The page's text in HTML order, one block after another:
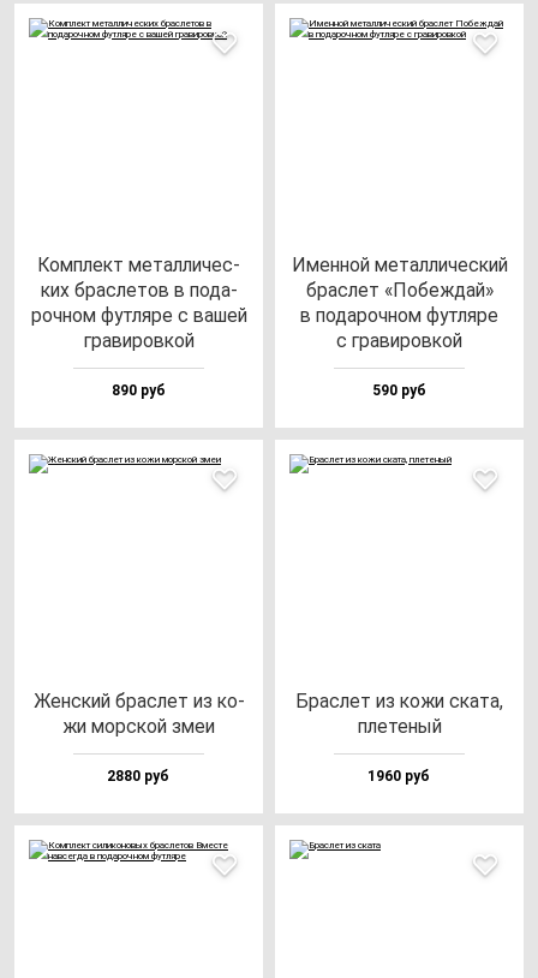
Ком­плект ме­тал­ли­чес­
ких брас­ле­тов в по­да­
роч­ном фут­ля­ре с ва­шей
гра­ви­ров­кой
890 руб
Имен­ной ме­тал­ли­чес­кий
брас­лет «Побеж­дай»
в по­да­роч­ном фут­ля­ре
с гра­ви­ров­кой
590 руб
Жен­ский брас­лет из ко­
жи мор­ской змеи
2880 руб
Брас­лет из ко­жи ска­та,
пле­те­ный
1960 руб